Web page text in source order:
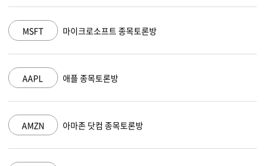
MSFT 마이크로소프트 종목토론방
AAPL 애플 종목토론방
AMZN 아마존 닷컴 종목토론방